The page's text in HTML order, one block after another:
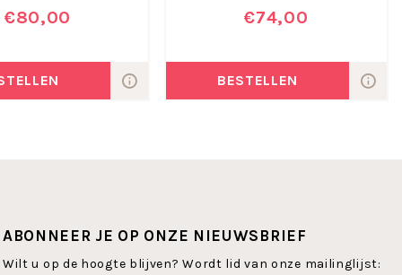
€80,00 €74,00
BESTELLEN
ABONNEER JE OP ONZE NIEUWSBRIEF
Wilt u op de hoogte blijven? Wordt lid van onze mailinglijst: